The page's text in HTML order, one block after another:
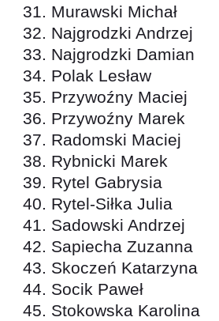
Murawski Michał
Najgrodzki Andrzej
Najgrodzki Damian
Polak Lesław
Przywoźny Maciej
Przywoźny Marek
Radomski Maciej
Rybnicki Marek
Rytel Gabrysia
Rytel-Siłka Julia
Sadowski Andrzej
Sapiecha Zuzanna
Skoczeń Katarzyna
Socik Paweł
Stokowska Karolina